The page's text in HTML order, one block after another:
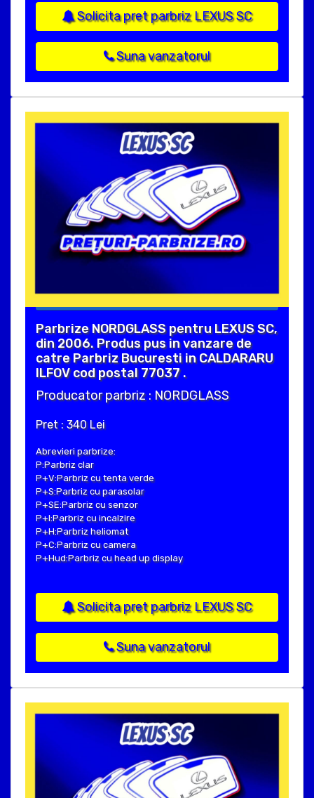
Solicita pret parbriz LEXUS SC
Suna vanzatorul
Parbrize NORDGLASS pentru LEXUS SC,
din 2006. Produs pus in vanzare de
catre Parbriz Bucuresti in CALDARARU
ILFOV cod postal 77037 .
Producator parbriz : NORDGLASS
Pret : 340 Lei
Abrevieri parbrize:
P:Parbriz clar
P+V:Parbriz cu tenta verde
P+S:Parbriz cu parasolar
P+SE:Parbriz cu senzor
P+I:Parbriz cu incalzire
P+H:Parbriz heliomat
P+C:Parbriz cu camera
P+Hud:Parbriz cu head up display
Solicita pret parbriz LEXUS SC
Suna vanzatorul